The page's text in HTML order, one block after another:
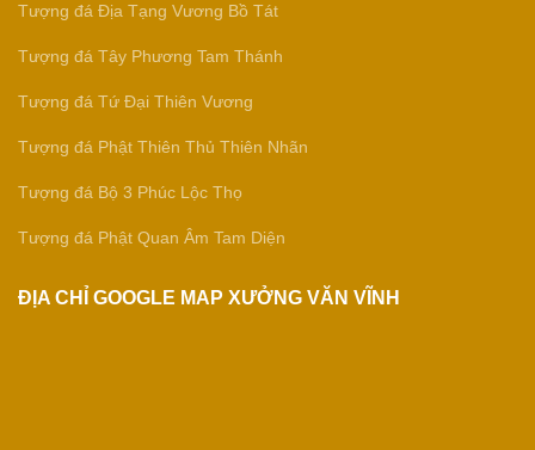
Tượng đá Địa Tạng Vương Bồ Tát
Tượng đá Tây Phương Tam Thánh
Tượng đá Tứ Đại Thiên Vương
Tượng đá Phật Thiên Thủ Thiên Nhãn
Tượng đá Bộ 3 Phúc Lộc Thọ
Tượng đá Phật Quan Âm Tam Diện
ĐỊA CHỈ GOOGLE MAP XƯỞNG VĂN VĨNH